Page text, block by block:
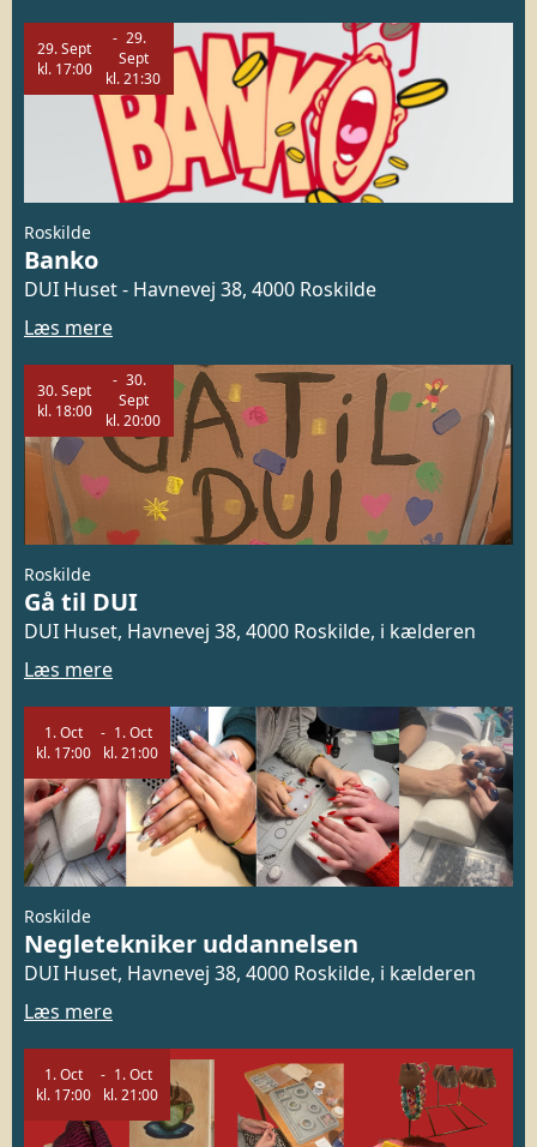
29.Sept
kl. 17:00
29.
Sept
kl.21:30
Roskilde
Banko
DUI Huset - Havnevej 38, 4000 Roskilde
Læs mere
30.Sept
kl. 18:00
30.
Sept
kl.20:00
Roskilde
Gå til DUI
DUI Huset, Havnevej 38, 4000 Roskilde, i kælderen
Læs mere
1.Oct
kl. 17:00
1.Oct
kl.21:00
Roskilde
Negletekniker uddannelsen
DUI Huset, Havnevej 38, 4000 Roskilde, i kælderen
Læs mere
1.Oct
kl. 17:00
1.Oct
kl.21:00